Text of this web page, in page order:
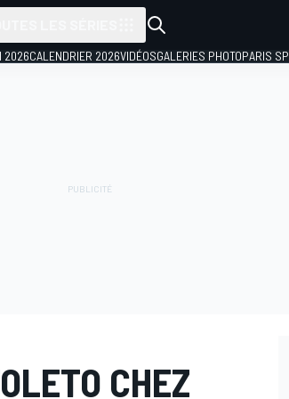
2026CALENDRIER 2026VIDÉOSGALERIES PHOTOPARIS
CHEZ